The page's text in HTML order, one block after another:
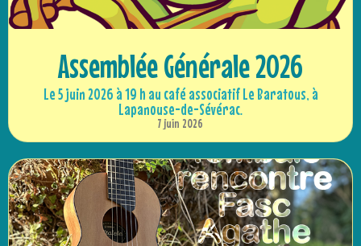
Assemblée Générale 2026
Le 5 juin 2026 à 19 h au café associatif Le Baratous, à
Lapanouse-de-Sévérac.
7 juin 2026